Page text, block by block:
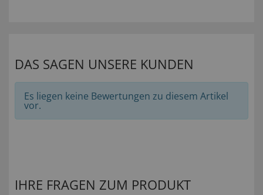
DAS SAGEN UNSERE KUNDEN
Es liegen keine Bewertungen zu diesem Artikel
vor.
IHRE FRAGEN ZUM PRODUKT